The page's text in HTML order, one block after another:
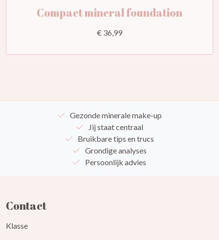
Compact mineral foundation
€ 36,99
Gezonde minerale make-up
Jij staat centraal
Bruikbare tips en trucs
Grondige analyses
Persoonlijk advies
Contact
Klasse